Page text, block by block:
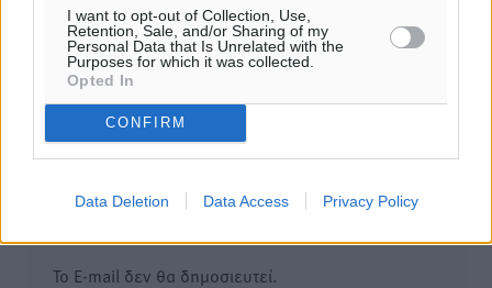
I want to opt-out of Collection, Use,
Retention, Sale, and/or Sharing of my
Personal Data that Is Unrelated with the
Purposes for which it was collected.
Opted In
CONFIRM
Data Deletion Data Access Privacy Policy
σχολιαστή. Η Δημοκρατική δεν υιοθετεί αυτές τις
απόψεις. Διατηρούμε το δικαίωμα να διαγράψουμε όποια
σχόλια θεωρούμε προσβλητικά ή περιέχουν ύβρεις, χωρίς
καμμία προειδοποίηση. Χρήστες που δεν τηρούν τους
όρους χρήσης αποκλείονται.
Προσθέστε ένα σχόλιο
Το E-mail δεν θα δημοσιευτεί.